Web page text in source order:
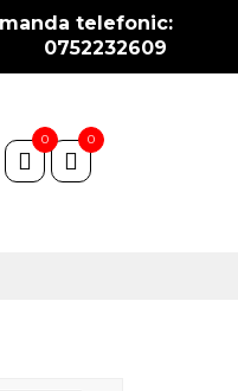
telefonic:
0752232609
0 0